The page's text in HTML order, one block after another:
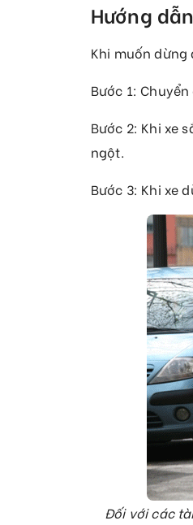
Hướng
Khi muốn dừng
Bước 1:
Bước 2: Khi xe
ngột.
Bước 3: Khi xe
Đối với các